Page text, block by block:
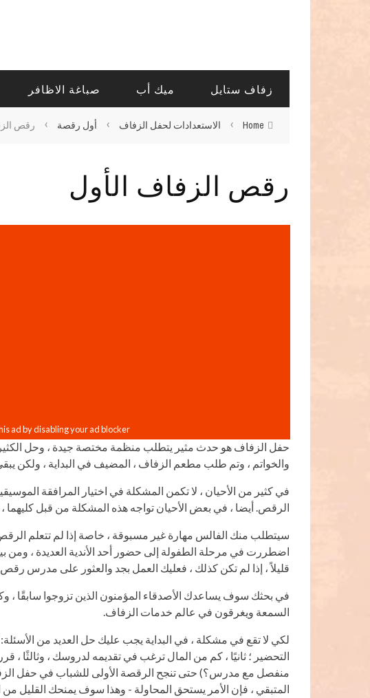
زفاف ستايل ميك أب صباغة الاظافر
Home
› الاستعدادات لحفل الزفاف › أول رقصة › رقص
رقص الزفاف الأول
حفل الزفاف هو حدث مثير يتطلب منظمة مختصة جيدة ، وحل الكثير
والخواتم ، وتم طلب مطعم الزفاف ، المضيف في البداية ، ولكن
في كثير من الأحيان ، لا تكمن المشكلة في اختيار المرافقة
الرقص. أيضا ، في بعض الأحيان تواجه هذه المشكلة من قبل كليهما
سيتطلب منك الفالس مهارة غير مسبوقة ، خاصة إذا لم تتعلم
اضطررت في مرحلة الطفولة إلى حضور أحد الأندية العديدة ، ومن
قليلاً ، إذا لم تكن كذلك ، فعليك العمل بجد والعثور على مدرس
في بحثك سوف يساعدك الأصدقاء المؤمنون الذين تزوجوا سابقًا ،
السمعة ويغرقون في عالم خدمات الزفاف.
لكي لا تقع في مشكلة ، في البداية يجب عليك حل العديد من
التحضير ؛ ثانيًا ، كم من المال ترغب في تقديمه لدروسك ، وثالثًا
منفصل مع مدرس؟) حتى تنجح الرقصة الأولى للشباب في حفل
المتبقي ، فإن الأمر يستحق المحاولة - وهذا سوف يمنحك القليل